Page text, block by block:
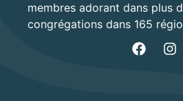
membres adorant dans plus
congrégations dans 165